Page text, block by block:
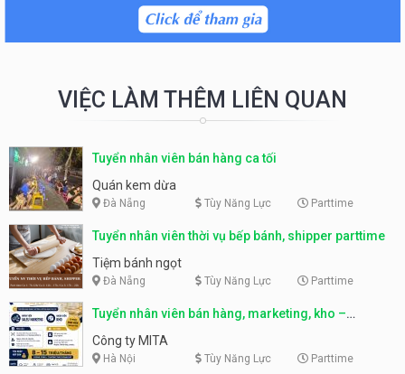
VIỆC LÀM THÊM LIÊN QUAN
Tuyển nhân viên bán hàng ca tối
Quán kem dừa
Đà Nẵng Tùy Năng Lực Parttime
Tuyển nhân viên thời vụ bếp bánh, shipper parttime
Tiệm bánh ngọt
Đà Nẵng Tùy Năng Lực Parttime
Tuyển nhân viên bán hàng, marketing, kho –
parttime, fulltime
Công ty MITA
Hà Nội Tùy Năng Lực Parttime